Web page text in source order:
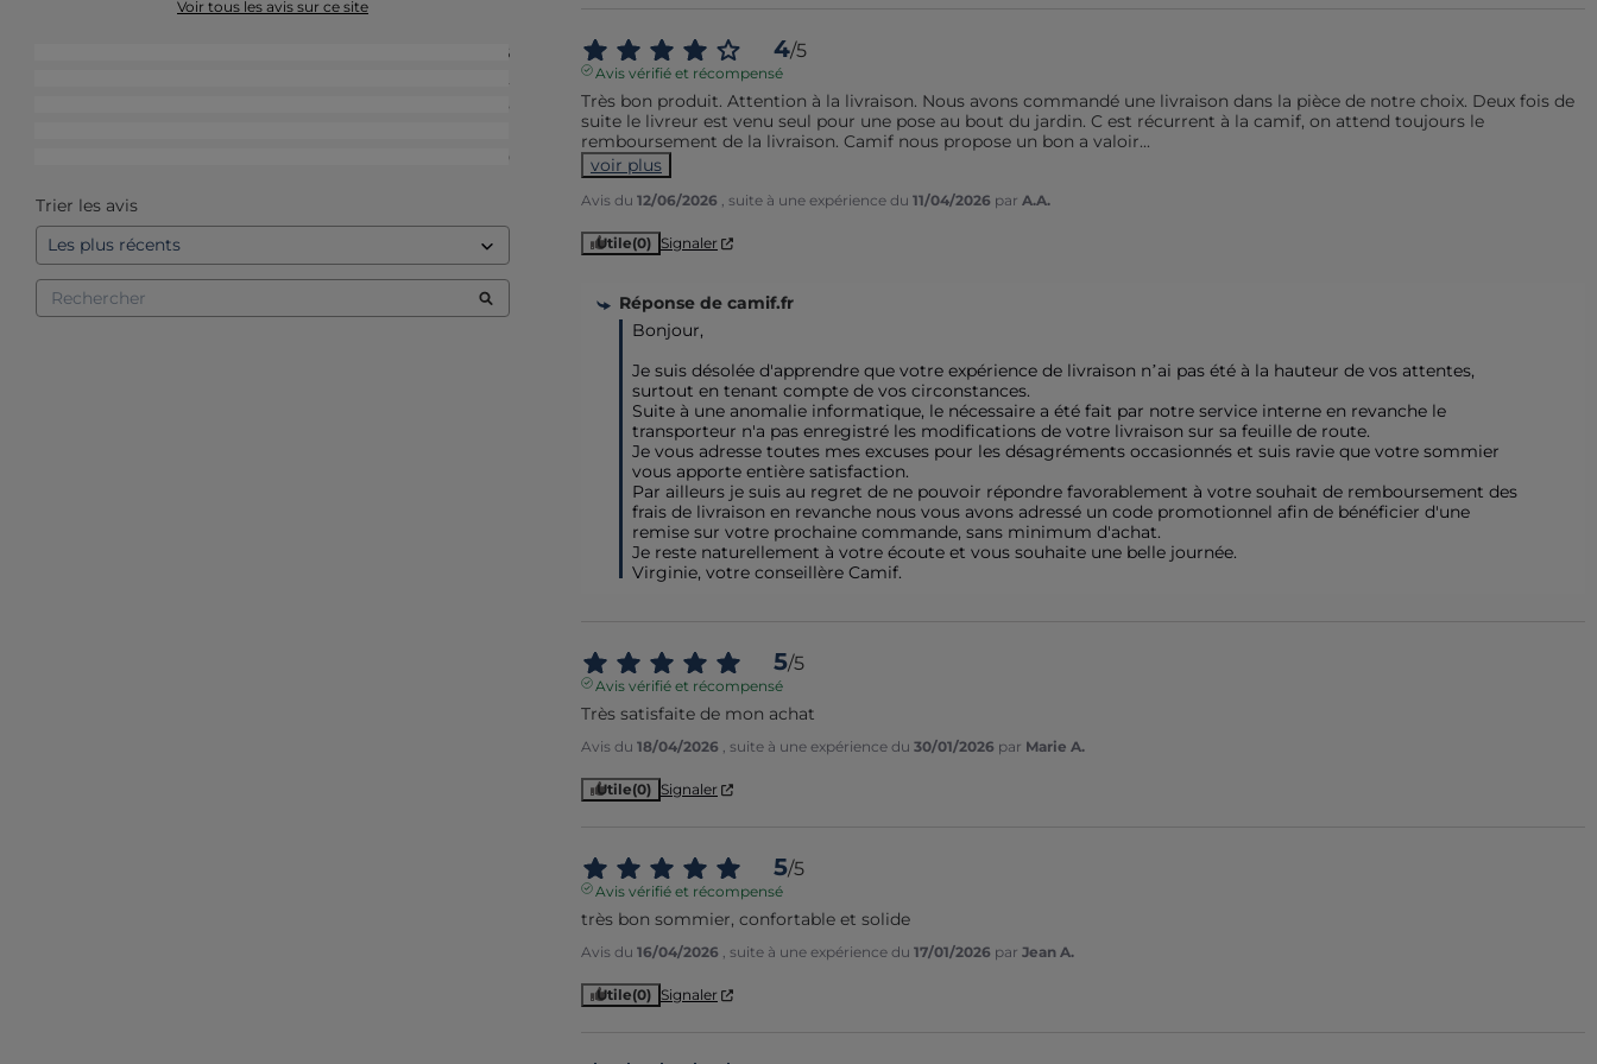
Voir tous les avis sur ce site
66
5
0
Trier les avis
4/5
Avis vérifié et récompensé
Très bon produit. Attention à la livraison. Nous avons commandé une livraison dans la pièce de notre choix. Deux fois de
suite le livreur est venu seul pour une pose au bout du jardin. C est récurrent à la camif, on attend toujours le
remboursement de la livraison. Camif nous propose un bon a valoir...
voir plus
Avis du 12/06/2026 , suite à une expérience du 11/04/2026 par A.A.
Utile(0) Signaler
Réponse de camif.fr
Bonjour,
Je suis désolée d'apprendre que votre expérience de livraison n’ai pas été à la hauteur de vos attentes,
surtout en tenant compte de vos circonstances.
Suite à une anomalie informatique, le nécessaire a été fait par notre service interne en revanche le
transporteur n'a pas enregistré les modifications de votre livraison sur sa feuille de route.
Je vous adresse toutes mes excuses pour les désagréments occasionnés et suis ravie que votre sommier
vous apporte entière satisfaction.
Par ailleurs je suis au regret de ne pouvoir répondre favorablement à votre souhait de remboursement des
frais de livraison en revanche nous vous avons adressé un code promotionnel afin de bénéficier d'une
remise sur votre prochaine commande, sans minimum d'achat.
Je reste naturellement à votre écoute et vous souhaite une belle journée.
Virginie, votre conseillère Camif.
5/5
Avis vérifié et récompensé
Très satisfaite de mon achat
Avis du 18/04/2026 , suite à une expérience du 30/01/2026 par Marie A.
Utile(0) Signaler
5/5
Avis vérifié et récompensé
très bon sommier, confortable et solide
Avis du 16/04/2026 , suite à une expérience du 17/01/2026 par Jean A.
Utile(0) Signaler